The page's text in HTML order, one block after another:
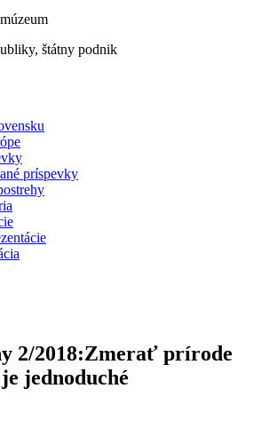
štátny podnik
príspevky
2/2018:Zmerať prírode
jednoduché